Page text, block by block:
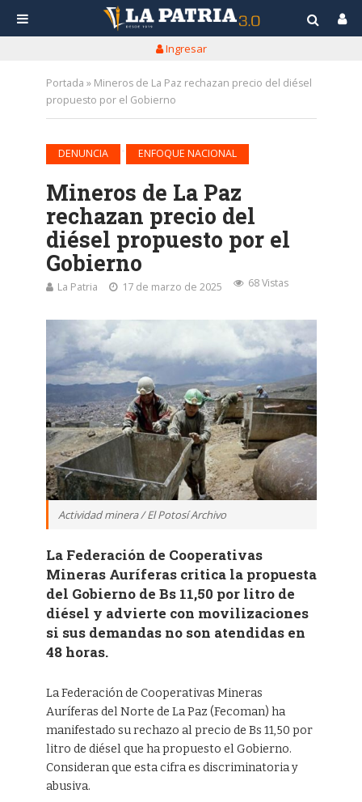
Ingresar
Portada » Mineros de La Paz rechazan precio del diésel
propuesto por el Gobierno
DENUNCIA ENFOQUE NACIONAL
Mineros de La Paz
rechazan precio del
diésel propuesto por el
Gobierno
La Patria 17 de marzo de 2025 68 Vistas
Actividad minera / El Potosí Archivo
La Federación de Cooperativas
Mineras Auríferas critica la propuesta
del Gobierno de Bs 11,50 por litro de
diésel y advierte con movilizaciones
si sus demandas no son atendidas en
48 horas.
La Federación de Cooperativas Mineras
Auríferas del Norte de La Paz (Fecoman) ha
manifestado su rechazo al precio de Bs 11,50 por
litro de diésel que ha propuesto el Gobierno.
Consideran que esta cifra es discriminatoria y
abusiva.